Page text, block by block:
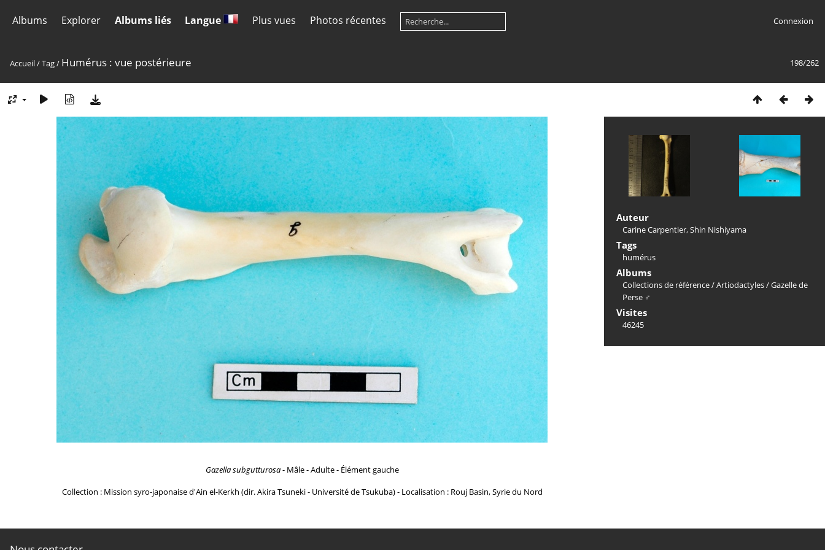
Albums Explorer Albums liés Langue Plus vues Photos récentes Connexion
198/262
Accueil/Tag/ Humérus : vue postérieure
Gazella subgutturosa- Mâle - Adulte - Élément gauche
Collection : Mission syro-japonaise d'Ain el-Kerkh (dir. Akira Tsuneki - Université de Tsukuba) - Localisation : Rouj Basin, Syrie du Nord
Auteur
Carine Carpentier, Shin Nishiyama
Tags
humérus
Albums
Collections de référence/Artiodactyles/Gazelle de
Perse ♂
Visites
46245